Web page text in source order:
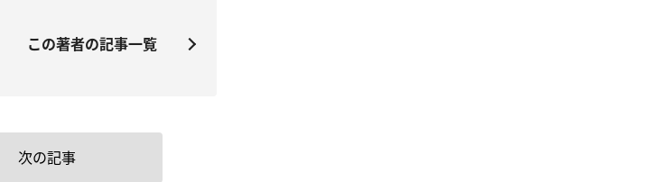
この著者の記事一覧
次の記事